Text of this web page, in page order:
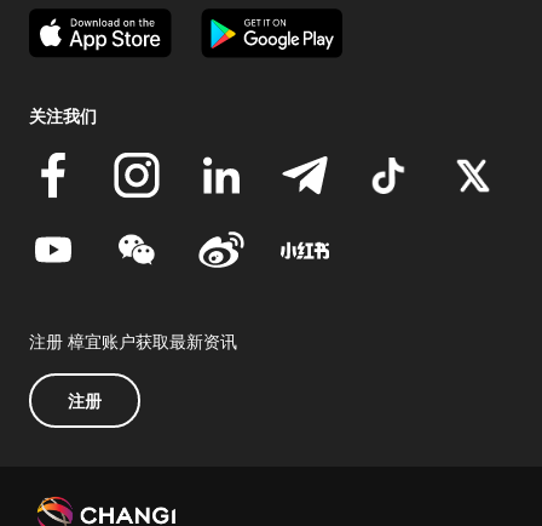
关注我们
注册 樟宜账户获取最新资讯
注册